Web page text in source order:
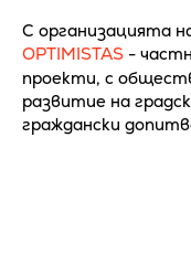
С организацията
OPTIMISTAS -
проекти, с
развитие на
граждански